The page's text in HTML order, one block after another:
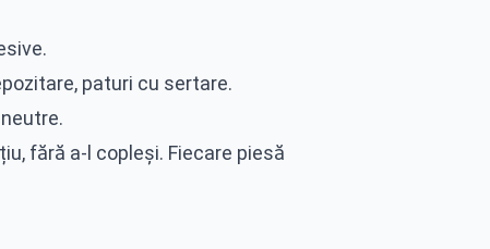
paturi cu sertare.
fără a-l copleși. Fiecare piesă